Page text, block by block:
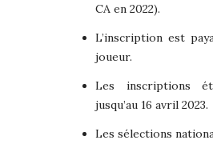
CA en 2022).
L’inscription est
joueur.
Les inscriptions
jusqu’au 16 avril 2023.
Les sélections